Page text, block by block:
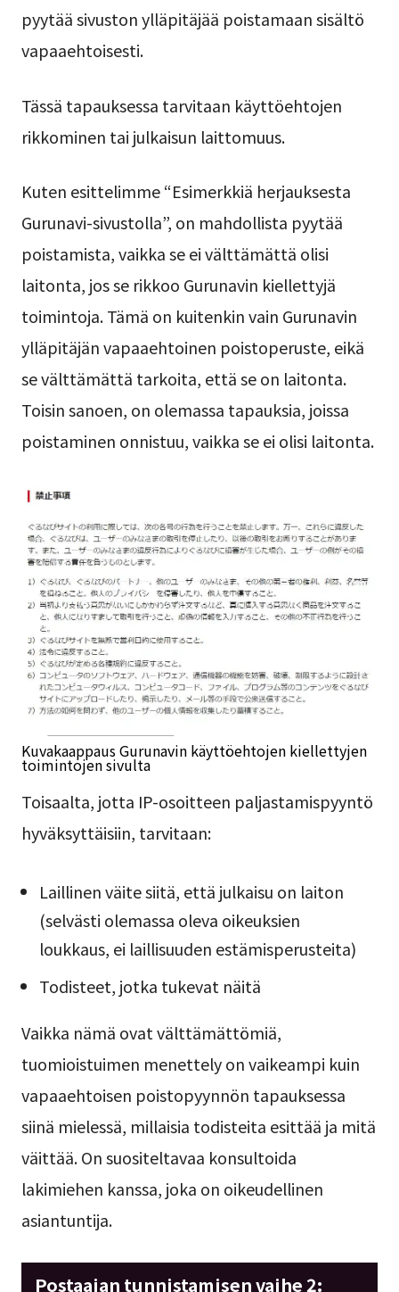
pyytää sivuston ylläpitäjää poistamaan sisältö
vapaaehtoisesti.
Tässä tapauksessa tarvitaan käyttöehtojen
rikkominen tai julkaisun laittomuus.
Kuten esittelimme “Esimerkkiä herjauksesta
Gurunavi-sivustolla”, on mahdollista pyytää
poistamista, vaikka se ei välttämättä olisi
laitonta, jos se rikkoo Gurunavin kiellettyjä
toimintoja. Tämä on kuitenkin vain Gurunavin
ylläpitäjän vapaaehtoinen poistoperuste, eikä
se välttämättä tarkoita, että se on laitonta.
Toisin sanoen, on olemassa tapauksia, joissa
poistaminen onnistuu, vaikka se ei olisi laitonta.
Kuvakaappaus Gurunavin käyttöehtojen kiellettyjen
toimintojen sivulta
Toisaalta, jotta IP-osoitteen paljastamispyyntö
hyväksyttäisiin, tarvitaan:
Laillinen väite siitä, että julkaisu on laiton
(selvästi olemassa oleva oikeuksien
loukkaus, ei laillisuuden estämisperusteita)
Todisteet, jotka tukevat näitä
Vaikka nämä ovat välttämättömiä,
tuomioistuimen menettely on vaikeampi kuin
vapaaehtoisen poistopyynnön tapauksessa
siinä mielessä, millaisia todisteita esittää ja mitä
väittää. On suositeltavaa konsultoida
lakimiehen kanssa, joka on oikeudellinen
asiantuntija.
Postaajan tunnistamisen vaihe 2: